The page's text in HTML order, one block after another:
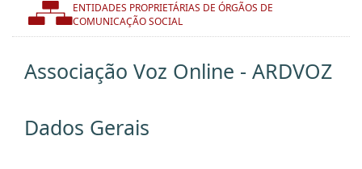
ENTIDADES PROPRIETÁRIAS DE ÓRGÃOS DE
COMUNICAÇÃO SOCIAL
Associação Voz Online - ARDVOZ
Dados Gerais